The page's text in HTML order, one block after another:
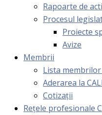
Rapoarte de
Procesul
Proiecte
Avize
Membrii
Lista membrilor
Aderarea la
Cotizaţii
Rețele profesionale